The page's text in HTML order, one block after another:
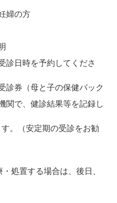
婦の方
診日時を予約してくださ
診券（母と子の保健パック
関で、健診結果等を記録し
。（安定期の受診をお勧
処置する場合は、後日、